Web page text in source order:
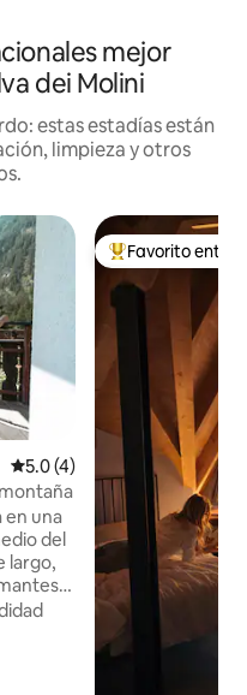
mejor
dei Molini
estas estadías están
limpieza y otros
Calificación promedio: 5.0
5.0 (4)
en una
del
largo,
y
Favorito entre
Favorito entre